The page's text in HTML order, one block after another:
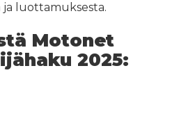
luottamuksesta.
Motonet
2025: